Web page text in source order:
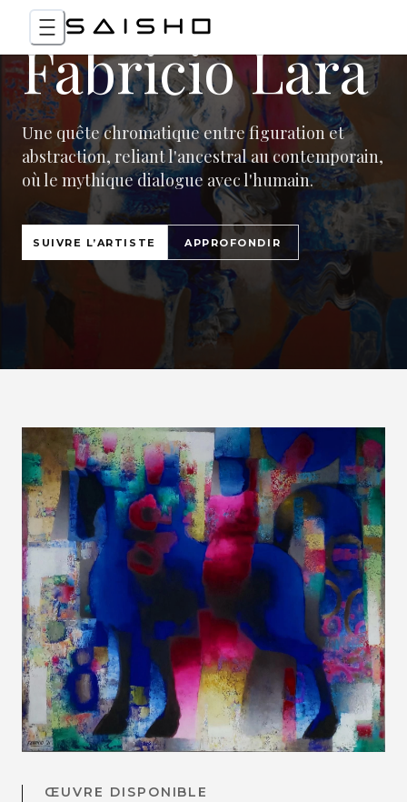
Fabricio Lara
Une quête chromatique entre figuration et
abstraction, reliant l'ancestral au contemporain,
où le mythique dialogue avec l'humain.
SUIVRE L’ARTISTE APPROFONDIR
ŒUVRE DISPONIBLE